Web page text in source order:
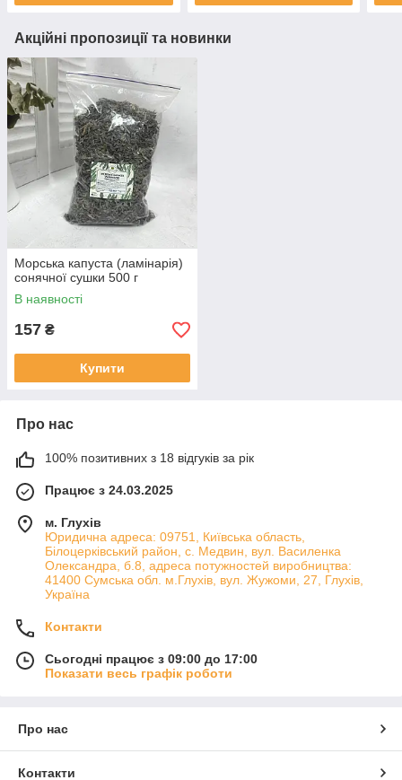
Акційні пропозиції та новинки
Морська капуста (ламінарія)
сонячної сушки 500 г
В наявності
157 ₴
Купити
Про нас
100% позитивних з 18 відгуків за рік
Працює з 24.03.2025
м. Глухів
Юридична адреса: 09751, Київська область,
Білоцерківський район, с. Медвин, вул. Василенка
Олександра, б.8, адреса потужностей виробництва:
41400 Сумська обл. м.Глухів, вул. Жужоми, 27, Глухів,
Україна
Контакти
Сьогодні працює з 09:00 до 17:00
Показати весь графік роботи
Про нас
Контакти